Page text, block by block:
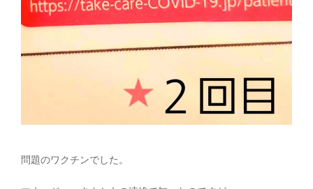
問題のワクチンでした。